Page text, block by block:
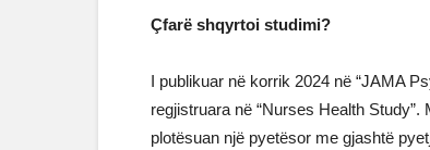
Çfarë shqyrtoi studimi?
I publikuar në korrik 2024 në “JAMA
regjistruara në “Nurses Health
plotësuan një pyetësor me gjashtë